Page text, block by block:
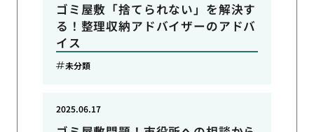
ゴミ屋敷「捨てられない」を解決す
る！整理収納アドバイザーのアドバ
イス
未分類
2025.06.17